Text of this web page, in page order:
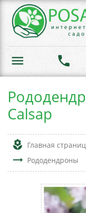
menu phone
Calsap
local_florist Главная
trending_flat Рододендроны